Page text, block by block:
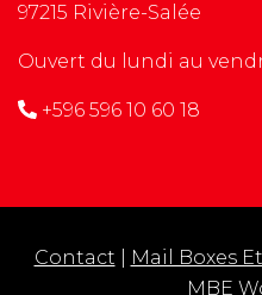
97215 Rivière-Salée
Ouvert du lundi au
+596 596 10 60 18
Contact Mail Boxes
MBE